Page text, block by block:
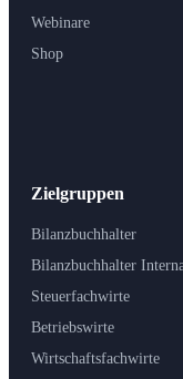
Webinare
Shop
Zielgruppen
Bilanzbuchhalter
Bilanzbuchhalter
Steuerfachwirte
Betriebswirte
Wirtschaftsfachwirte